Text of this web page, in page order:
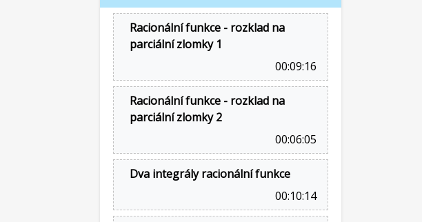
Racionální funkce - rozklad na
parciální zlomky 1
00:09:16
Racionální funkce - rozklad na
parciální zlomky 2
00:06:05
Dva integrály racionální funkce
00:10:14